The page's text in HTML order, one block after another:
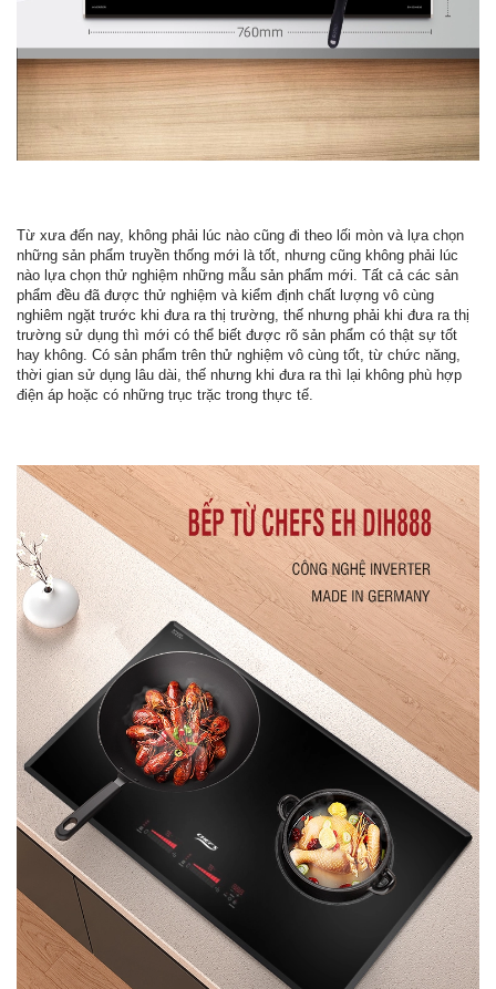
Từ xưa đến nay, không phải lúc nào cũng đi theo lối mòn và lựa chọn
những sản phẩm truyền thống mới là tốt, nhưng cũng không phải lúc
nào lựa chọn thử nghiệm những mẫu sản phẩm mới. Tất cả các sản
phẩm đều đã được thử nghiệm và kiểm định chất lượng vô cùng
nghiêm ngặt trước khi đưa ra thị trường, thế nhưng phải khi đưa ra thị
trường sử dụng thì mới có thể biết được rõ sản phẩm có thật sự tốt
hay không. Có sản phẩm trên thử nghiệm vô cùng tốt, từ chức năng,
thời gian sử dụng lâu dài, thế nhưng khi đưa ra thì lại không phù hợp
điện áp hoặc có những trục trặc trong thực tế.